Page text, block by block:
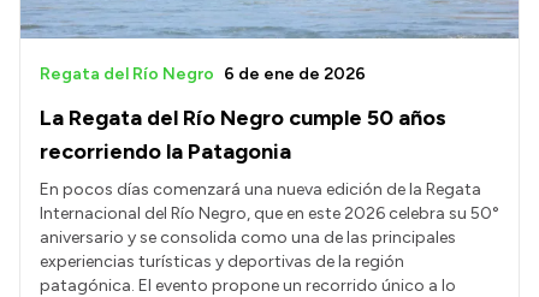
La Regata del Río Negro cumple 50 años
recorriendo la Patagonia
Regata del Río Negro 6 de ene de 2026
En pocos días comenzará una nueva edición de la Regata
Internacional del Río Negro, que en este 2026 celebra su 50°
aniversario y se consolida como una de las principales
experiencias turísticas y deportivas de la región
patagónica. El evento propone un recorrido único a lo